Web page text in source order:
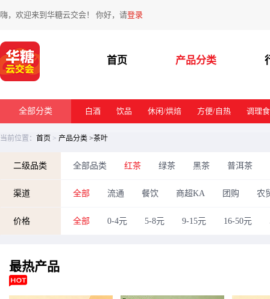
嗨，欢迎来到华糖云交会！ 你好，请登录
首页 产品分类
全部分类 白酒 饮品 休闲/烘焙 方便/自热 调理
当前位置： 首页 > 产品分类 >茶叶
二级品类 全部品类 红茶 绿茶 黑茶 普洱茶
渠道 全部 流通 餐饮 商超KA 团购 农
价格 全部 0-4元 5-8元 9-15元 16-50元
最热产品